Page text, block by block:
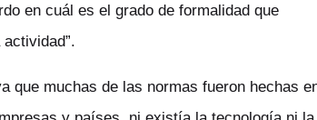
en cuál es el grado de formalidad que
que muchas de las normas fueron hechas